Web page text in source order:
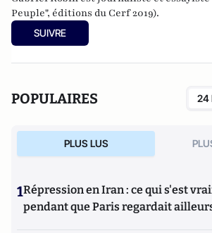
Peuple", éditions du Cerf 2019).
SUIVRE
POPULAIRES 24
PLUS LUS
1Répression en Iran : ce qui s'est
pendant que Paris regardait